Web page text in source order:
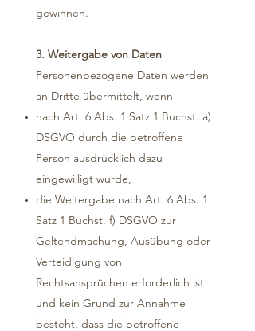
gewinnen.
3. Weitergabe von Daten
Personenbezogene Daten werden
an Dritte übermittelt, wenn
nach Art. 6 Abs. 1 Satz 1 Buchst. a)
DSGVO durch die betroffene
Person ausdrücklich dazu
eingewilligt wurde,
die Weitergabe nach Art. 6 Abs. 1
Satz 1 Buchst. f) DSGVO zur
Geltendmachung, Ausübung oder
Verteidigung von
Rechtsansprüchen erforderlich ist
und kein Grund zur Annahme
besteht, dass die betroffene